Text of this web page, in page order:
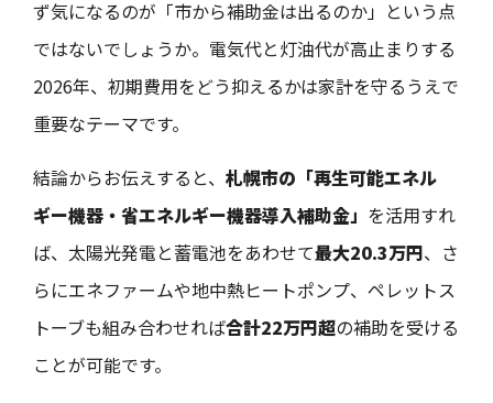
ず気になるのが「市から補助金は出るのか」という点
ではないでしょうか。電気代と灯油代が高止まりする
2026年、初期費用をどう抑えるかは家計を守るうえで
重要なテーマです。
結論からお伝えすると、 札幌市の「再生可能エネル
ギー機器・省エネルギー機器導入補助金」 を活用すれ
ば、太陽光発電と蓄電池をあわせて最大20.3万円、さ
らにエネファームや地中熱ヒートポンプ、ペレットス
トーブも組み合わせれば合計22万円超の補助を受ける
ことが可能です。